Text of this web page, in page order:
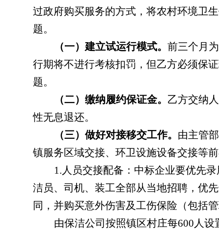
过政府购买服务的方式，将农村环境卫
题。
（一）建立试运行模式。 前三个月
行期将不进行考核扣罚，但乙方必须保
题。
（二）缴纳履约保证金。 乙方交纳
性无息退还。
（三）做好对接移交工作。 由主管
镇服务区域交接、环卫设施设备交接等前
1.人员交接配备：中标企业要优先
洁员、司机、装工全部从当地招聘，优
同，并购买意外伤害及工伤保险（包括
由保洁公司按照镇区村庄每600人设